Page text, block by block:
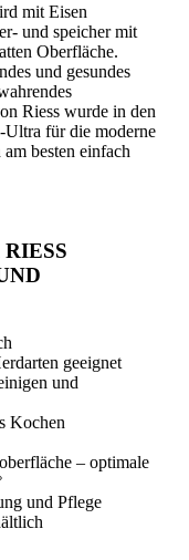
mit Eisen
und speicher mit
Oberfläche.
und gesundes
Riess wurde in den
Ultra für die moderne
besten einfach
geeignet
und
Kochen
– optimale
und Pflege